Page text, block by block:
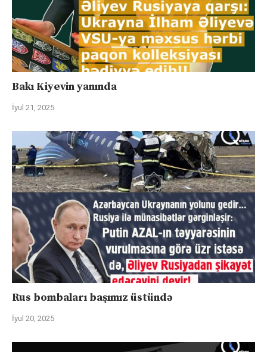
Bakı Kiyevin yanında
İyul 21, 2025
Rus bombaları başımız üstündə
İyul 20, 2025